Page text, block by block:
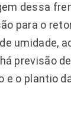
dessa
para o
umidade,
previsão
e o plantio